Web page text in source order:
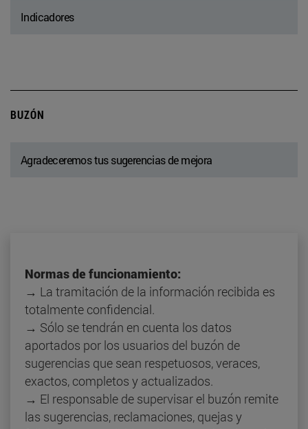
Indicadores
BUZÓN
Agradeceremos tus sugerencias de mejora
Normas de funcionamiento:
→ La tramitación de la información recibida es
totalmente confidencial.
→ Sólo se tendrán en cuenta los datos
aportados por los usuarios del buzón de
sugerencias que sean respetuosos, veraces,
exactos, completos y actualizados.
→ El responsable de supervisar el buzón remite
las sugerencias, reclamaciones, quejas y